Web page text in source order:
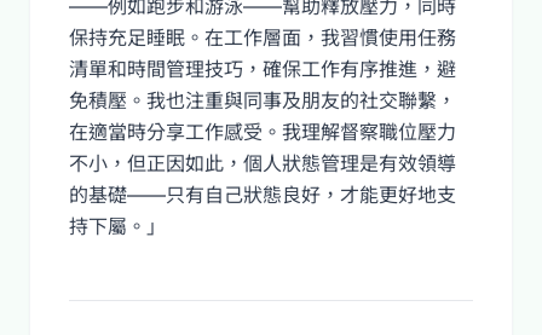
——例如跑步和游泳——幫助釋放壓力，同時
保持充足睡眠。在工作層面，我習慣使用任務
清單和時間管理技巧，確保工作有序推進，避
免積壓。我也注重與同事及朋友的社交聯繫，
在適當時分享工作感受。我理解督察職位壓力
不小，但正因如此，個人狀態管理是有效領導
的基礎——只有自己狀態良好，才能更好地支
持下屬。」